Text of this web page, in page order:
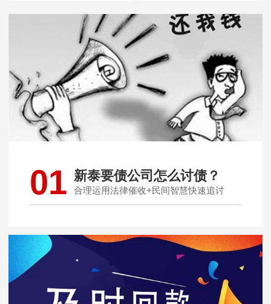
01 新泰要债公司怎么讨债？
合理运用法律催收+民间智慧快速追讨